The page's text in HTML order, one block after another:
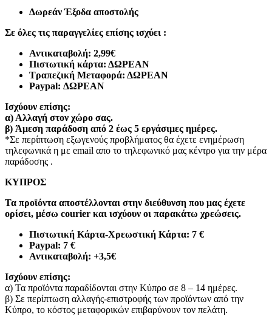
Δωρεάν Έξοδα αποστολής
Σε όλες τις παραγγελίες επίσης ισχύει :
Αντικαταβολή: 2,99€
Πιστωτική κάρτα: ΔΩΡΕΑΝ
Τραπεζική Μεταφορά: ΔΩΡΕΑΝ
Paypal: ΔΩΡΕΑΝ
Ισχύουν επίσης:
α) Αλλαγή στον χώρο σας.
β) Άμεση παράδοση από 2 έως 5 εργάσιμες ημέρες.
*Σε περίπτωση εξωγενούς προβλήματος θα έχετε ενημέρωση
τηλεφωνικά η με email απο το τηλεφωνικό μας κέντρο για την μέρα
παράδοσης .
ΚΥΠΡΟΣ
Τα προϊόντα αποστέλλονται στην διεύθυνση που μας έχετε
ορίσει, μέσω courier και ισχύουν οι παρακάτω χρεώσεις.
Πιστωτική Κάρτα-Χρεωστική Κάρτα: 7 €​
Paypal: 7 €
Αντικαταβολή: +3,5€
Ισχύουν επίσης:
α) Τα προϊόντα παραδίδονται στην Κύπρο σε 8 – 14 ημέρες.
β) Σε περίπτωση αλλαγής-επιστροφής των προϊόντων από την
Κύπρο, το κόστος μεταφορικών επιβαρύνουν τον πελάτη.